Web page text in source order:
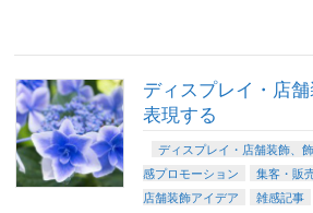
ディスプレイ・店
表現する
ディスプレイ・店舗装飾、
感プロモーション
集客・販
店舗装飾アイデア
雑感記事